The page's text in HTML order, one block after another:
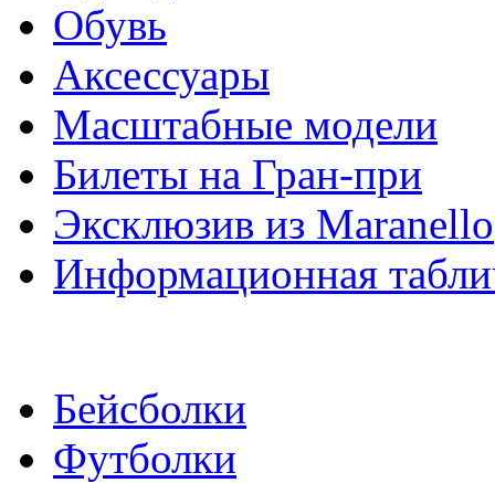
Обувь
Аксессуары
Масштабные модели
Билеты на Гран-при
Эксклюзив из Maranello
Информационная
Бейсболки
Футболки